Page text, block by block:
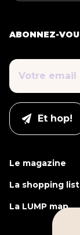
ABONNEZ-
Le magazine
La shopping list
La LUMP map